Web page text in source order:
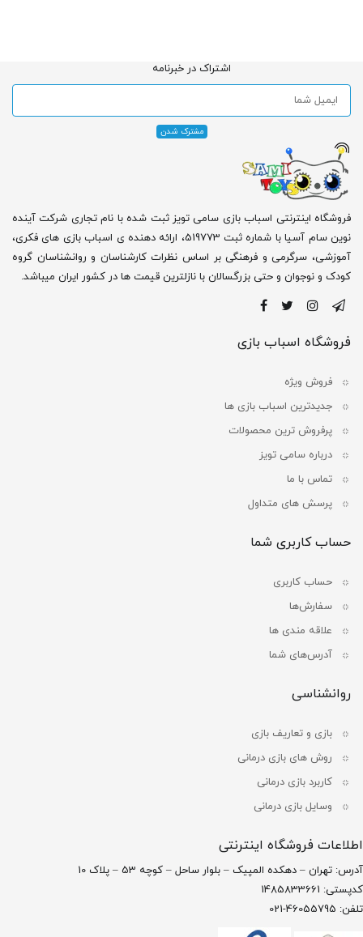
اشتراک در خبرنامه
فروشگاه اینترنتی اسباب بازی سامی تویز ثبت شده با نام تجاری شرکت آینده
نوین سام آسیا با شماره ثبت 519773، ارائه دهنده ی اسباب بازی های فکری،
آموزشی، سرگرمی و فرهنگی بر اساس نظرات کارشناسان و روانشناسان گروه
کودک و نوجوان و حتی بزرگسالان با نازلترین قیمت ها در کشور ایران میباشد.
فروشگاه اسباب بازی
فروش ویژه
جدیدترین اسباب بازی ها
پرفروش ترین محصولات
درباره سامی تویز
تماس با ما
پرسش های متداول
حساب کاربری شما
حساب کاربری
سفارش‌ها
علاقه مندی ها
آدرس‌های شما
روانشناسی
بازی و تعاریف بازی
روش های بازی درمانی
کاربرد بازی درمانی
وسایل بازی درمانی
اطلاعات فروشگاه اینترنتی
آدرس: تهران – دهکده المپیک – بلوار ساحل – کوچه 53 – پلاک 10
کدپستی: 1485833661
تلفن: 46055795-021